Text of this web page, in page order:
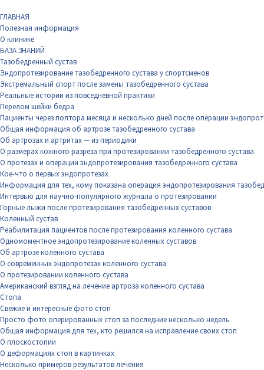
ГЛАВНАЯ
Полезная информация
О клинике
БАЗА ЗНАНИЙ
Тазобедренный сустав
Эндопротезирование тазобедренного сустава у спортсменов
Экстремальный спорт после замены тазобедренного сустава
Реальные истории из повседневной практики
Перелом шейки бедра
Пациенты через полтора месяца и несколько дней после операции
Общая информация об артрозе тазобедренного сустава
Об артрозах и артритах — из периодики
О размерах кожного разреза при протезировании тазобедренного сустава
О протезах и операции эндопротезирования тазобедренного сустава
Кое-что о первых эндопротезах
Информация для тех, кому показана операция эндопротезирования
Интервью для научно-популярного журнала о протезировании
Горные лыжи после протезирования тазобедренных суставов
Коленный сустав
Реабилитация пациентов после протезирования коленного сустава
Одномоментное эндопротезирование коленных суставов
Об артрозе коленного сустава
О современных эндопротезах коленного сустава
О протезировании коленного сустава
Американский взгляд на лечение артроза коленного сустава
Стопа
Свежие и интересные фото стоп
Просто фото оперированных стоп за последние несколько недель
Общая информация для тех, кто решился на исправление своих стоп
О плоскостопии
О деформациях стоп в картинках
Несколько примеров результатов лечения